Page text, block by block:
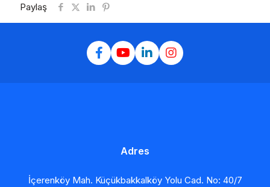
Paylaş
Adres
İçerenköy Mah. Küçükbakkalköy Yolu Cad. No: 40/7